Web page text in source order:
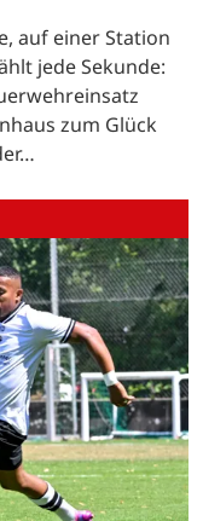
auf einer Station
jede Sekunde:
zum Glück